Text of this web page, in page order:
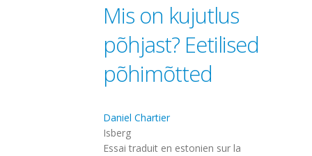
Mis on kujutlus
põhjast? Eetilised
põhimõtted
Daniel Chartier
Isberg
Essai traduit en estonien sur la